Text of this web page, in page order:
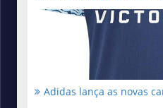
Adidas lança as novas